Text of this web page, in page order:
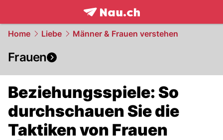
frontpage.NAU.ch
Home Liebe Männer & Frauen verstehen
Frauen
Beziehungsspiele: So
durchschauen Sie die
Taktiken von Frauen